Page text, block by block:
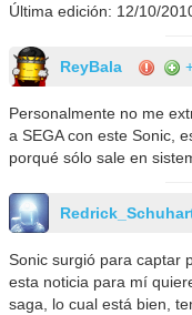
Última edición: 12/10/
ReyBala
Personalmente no me
a SEGA con este Sonic,
porqué sólo sale en
Sonic surgió para captar
esta noticia para mí
saga, lo cual está bien,